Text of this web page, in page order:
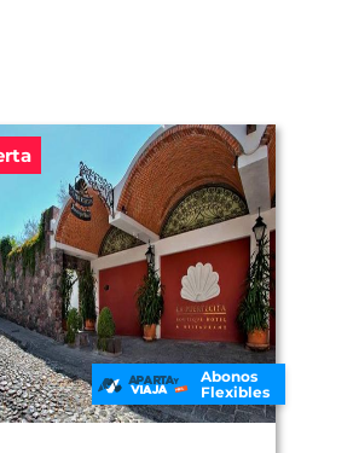
Abonos
Flexibles